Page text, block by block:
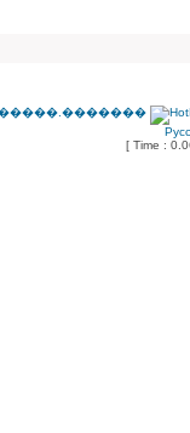
[ Time :